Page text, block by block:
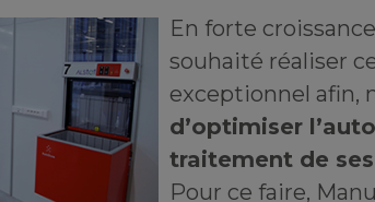
En forte
souhaité réaliser
exceptionnel afin,
d’optimiser
traitement de
Pour ce faire,